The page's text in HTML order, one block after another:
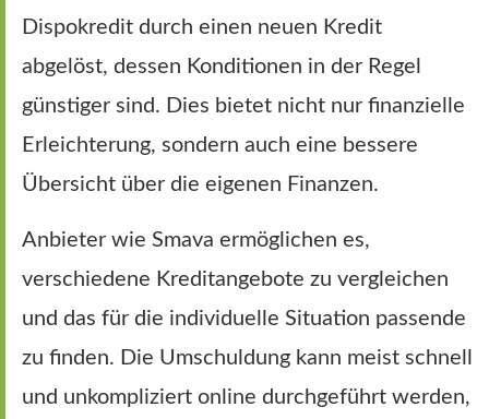
Dispokredit durch einen neuen Kredit
abgelöst, dessen Konditionen in der Regel
günstiger sind. Dies bietet nicht nur finanzielle
Erleichterung, sondern auch eine bessere
Übersicht über die eigenen Finanzen.
Anbieter wie Smava ermöglichen es,
verschiedene Kreditangebote zu vergleichen
und das für die individuelle Situation passende
zu finden. Die Umschuldung kann meist schnell
und unkompliziert online durchgeführt werden,